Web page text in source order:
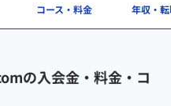
コース・料金 年収・
の入会金・料金・コ